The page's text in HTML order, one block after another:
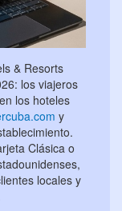
& Resorts
los viajeros
los hoteles
y
Clásica o
locales y